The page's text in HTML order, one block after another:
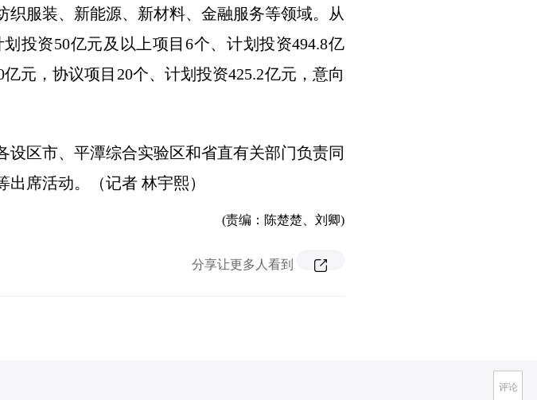
服装、新能源、新材料、金融服务等领域。从
投资50亿元及以上项目6个、计划投资494.8亿
元，协议项目20个、计划投资425.2亿元，意向
区市、平潭综合实验区和省直有关部门负责同
席活动。（记者 林宇熙）
(责编：陈楚楚、刘卿)
分享让更多人看到
评论